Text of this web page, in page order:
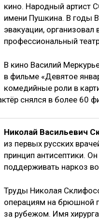
кино. Народный артист
имени Пушкина. В годы
эвакуации,
профессиональный
В кино Василий
в фильме «Девятое
комедийные роли в
снялся в более 60
Николай Васильевич
из первых русских
принцип антисептики.
поддерживать наркоз
Труды Николая
операциям на брюшной
за рубежом. Имя